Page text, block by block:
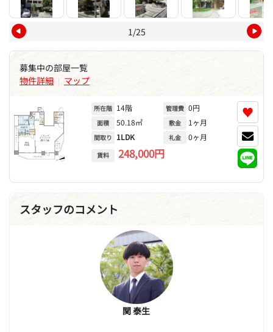
1/25
募集中の部屋一覧
物件詳細 | マップ
所在階 14階
面積 50.18㎡
間取り 1LDK
賃料 248,000円
管理費 0円
敷金 1ヶ月
礼金 0ヶ月
♥
スタッフのコメント
関 泰生